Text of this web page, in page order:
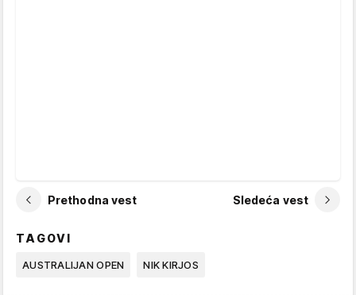
Prethodna vest Sledeća vest
TAGOVI
AUSTRALIJAN OPEN NIK KIRJOS